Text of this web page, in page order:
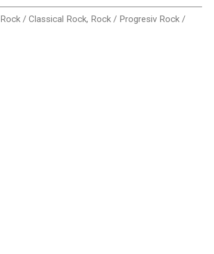
Rock / Classical Rock, Rock / Progresiv Rock /